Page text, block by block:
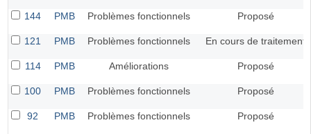
144 PMB Problèmes fonctionnels Proposé
121 PMB Problèmes fonctionnels En cours de traitement
114 PMB Améliorations Proposé
100 PMB Problèmes fonctionnels Proposé
92 PMB Problèmes fonctionnels Proposé